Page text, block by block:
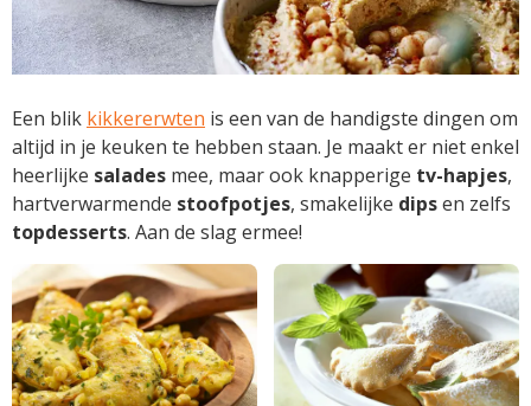
Een blik kikkererwten is een van de handigste dingen om
altijd in je keuken te hebben staan. Je maakt er niet enkel
heerlijke salades mee, maar ook knapperige tv-hapjes,
hartverwarmende stoofpotjes, smakelijke dipsen zelfs
topdesserts. Aan de slag ermee!